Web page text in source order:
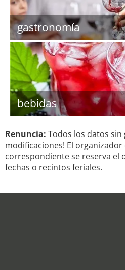
gastronomía
bebidas
Renuncia: Todos los datos
modificaciones! El organizador
correspondiente se reserva el
fechas o recintos feriales.